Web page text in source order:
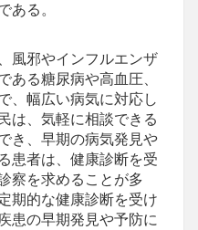
ある。
風邪やインフルエンザ
ある糖尿病や高血圧、
、幅広い病気に対応し
は、気軽に相談できる
き、早期の病気発見や
患者は、健康診断を受
察を求めることが多
期的な健康診断を受け
患の早期発見や予防に